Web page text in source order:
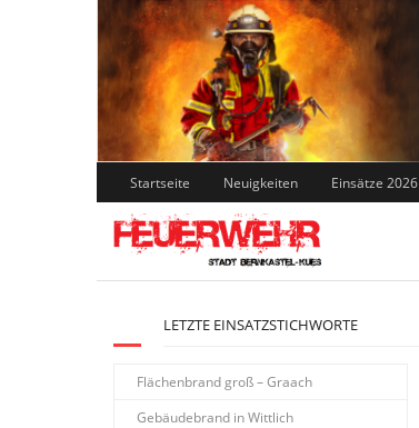
Skip
to
content
Startseite Neuigkeiten Einsätze 2026
LETZTE EINSATZSTICHWORTE
Flächenbrand groß – Graach
Gebäudebrand in Wittlich